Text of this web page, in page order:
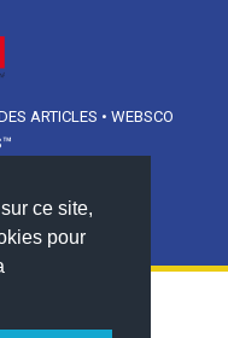
ce site,
pour
ARTICLES • WEBSCO